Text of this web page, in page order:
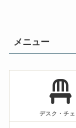
メニュー
デスク・チェ